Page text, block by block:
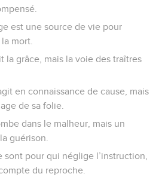
est une source de vie pour
mort.
la grâce, mais la voie des traîtres
en connaissance de cause, mais
de sa folie.
dans le malheur, mais un
guérison.
sont pour qui néglige l’instruction,
du reproche.